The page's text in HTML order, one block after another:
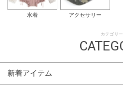
水着 アクセサリー
カテゴリー
新着アイテム